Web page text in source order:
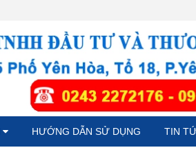
HƯỚNG DẪN SỬ DỤNG TIN